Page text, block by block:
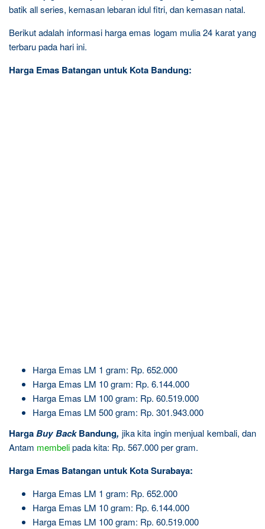
batik all series, kemasan lebaran idul fitri, dan kemasan natal.
Berikut adalah informasi harga emas logam mulia 24 karat yang
terbaru pada hari ini.
Harga Emas Batangan untuk Kota Bandung:
Harga Emas LM 1 gram: Rp. 652.000
Harga Emas LM 10 gram: Rp. 6.144.000
Harga Emas LM 100 gram: Rp. 60.519.000
Harga Emas LM 500 gram: Rp. 301.943.000
HargaBuy BackBandung, jika kita ingin menjual kembali, dan
Antam membelipada kita: Rp. 567.000 per gram.
Harga Emas Batangan untuk Kota Surabaya:
Harga Emas LM 1 gram: Rp. 652.000
Harga Emas LM 10 gram: Rp. 6.144.000
Harga Emas LM 100 gram: Rp. 60.519.000